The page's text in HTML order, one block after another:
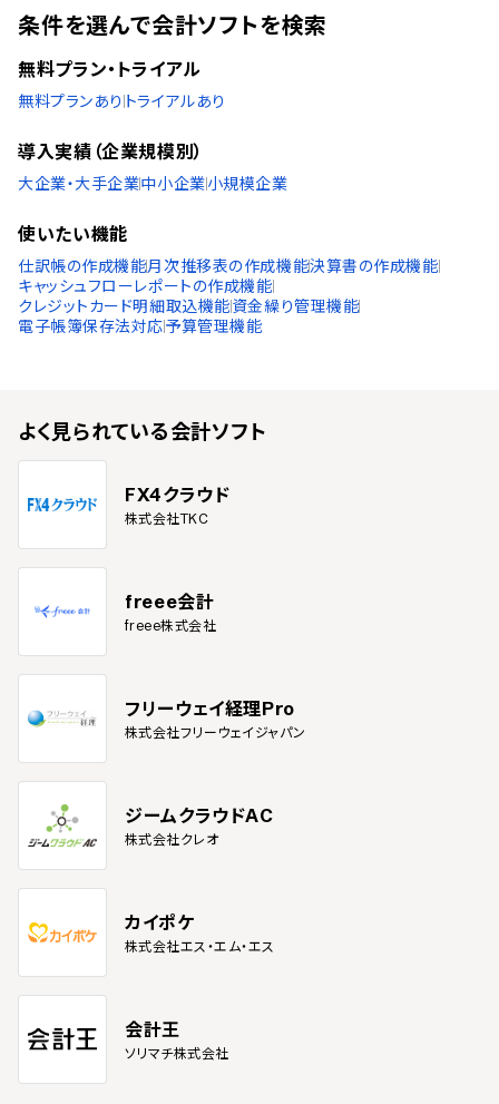
ロシア語
スペイン語
スウェーデン語
アラビア語
ブルガリア語
チェコ語
ヒンディー語
ポーランド語
トルコ語
ベトナム語
IT導入補助金対象
条件を選んで会計ソフトを検索
無料プラン・トライアル
無料プランあり トライアルあり
導入実績（企業規模別）
大企業・大手企業中小企業小規模企業
使いたい機能
仕訳帳の作成機能月次推移表の作成機能決算書の作成機能
キャッシュフローレポートの作成機能
クレジットカード明細取込機能資金繰り管理機能
電子帳簿保存法対応予算管理機能
よく見られている会計ソフト
FX4クラウド
株式会社TKC
freee会計
freee株式会社
フリーウェイ経理Pro
株式会社フリーウェイジャパン
ジームクラウドAC
株式会社クレオ
カイポケ
株式会社エス・エム・エス
会計王
ソリマチ株式会社